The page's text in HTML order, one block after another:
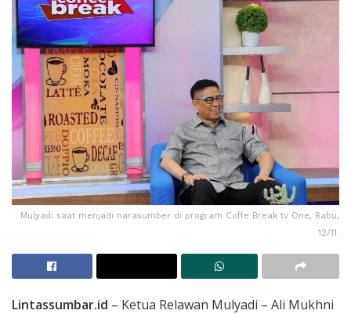
Mulyadi saat menjadi narasumber di program Coffe Break tv One, Rabu,
12/11.
Lintassumbar.id – Ketua Relawan Mulyadi – Ali Mukhni